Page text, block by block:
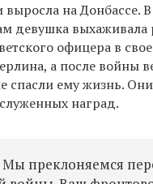
на Донбассе.
девушка выхаживала
офицера в
а после войны
спасли ему жизнь.
наград.
преклоняемся